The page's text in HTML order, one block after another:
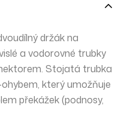
držák na
a vodorovné trubky
Stojatá trubka
který umožňuje
překážek (podnosy,